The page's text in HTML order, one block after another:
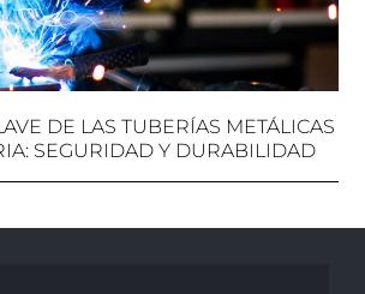
DE LAS TUBERÍAS METÁLICAS
SEGURIDAD Y DURABILIDAD